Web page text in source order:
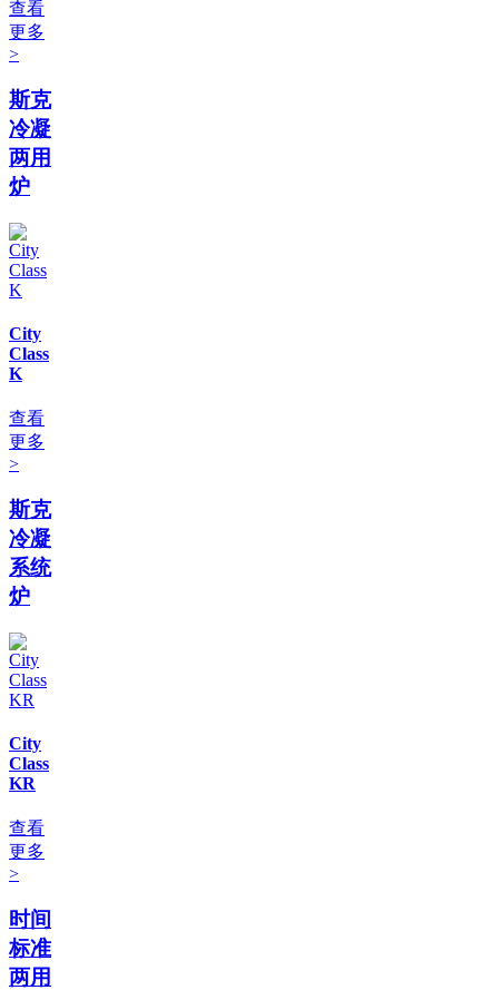
查看
更多
>
斯克
冷凝
两用
炉
City
Class
K
查看
更多
>
斯克
冷凝
系统
炉
City
Class
KR
查看
更多
>
时间
标准
两用